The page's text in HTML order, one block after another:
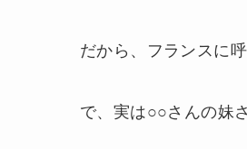
だから、フランスに
で、実は○○さんの妹